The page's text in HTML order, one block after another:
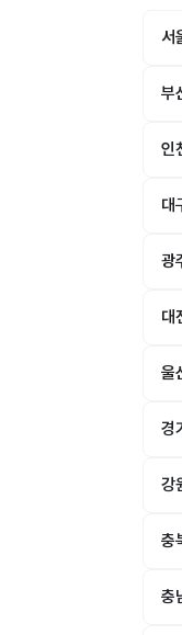
서
부
인
대
광
대
울
경
강
충
충